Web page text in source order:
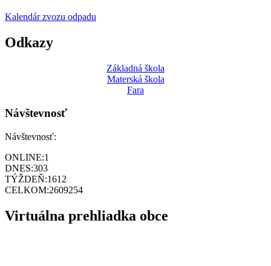
Kalendár zvozu odpadu
Odkazy
Základná škola
Materská škola
Fara
Návštevnosť
Návštevnosť:
ONLINE:1
DNES:303
TÝŽDEŇ:1612
CELKOM:2609254
Virtuálna prehliadka obce